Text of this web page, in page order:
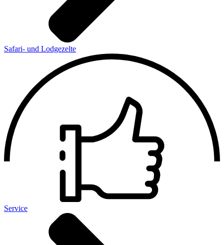
Safari- und Lodgezelte
Service